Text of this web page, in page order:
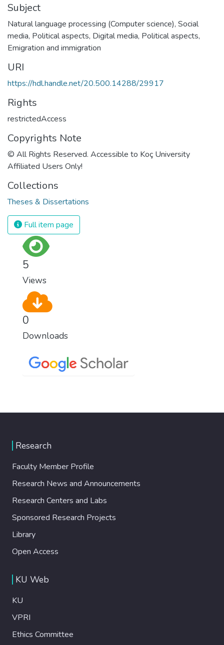
Subject
Natural language processing (Computer science), Social
media, Political aspects, Digital media, Political aspects,
Emigration and immigration
URI
https://hdl.handle.net/20.500.14288/29917
Rights
restrictedAccess
Copyrights Note
© All Rights Reserved. Accessible to Koç University
Affiliated Users Only!
Collections
Theses & Dissertations
Full item page
5
Views
0
Downloads
Research
Faculty Member Profile
Research News and Announcements
Research Centers and Labs
Sponsored Research Projects
Library
Open Access
KU Web
KU
VPRI
Ethics Committee